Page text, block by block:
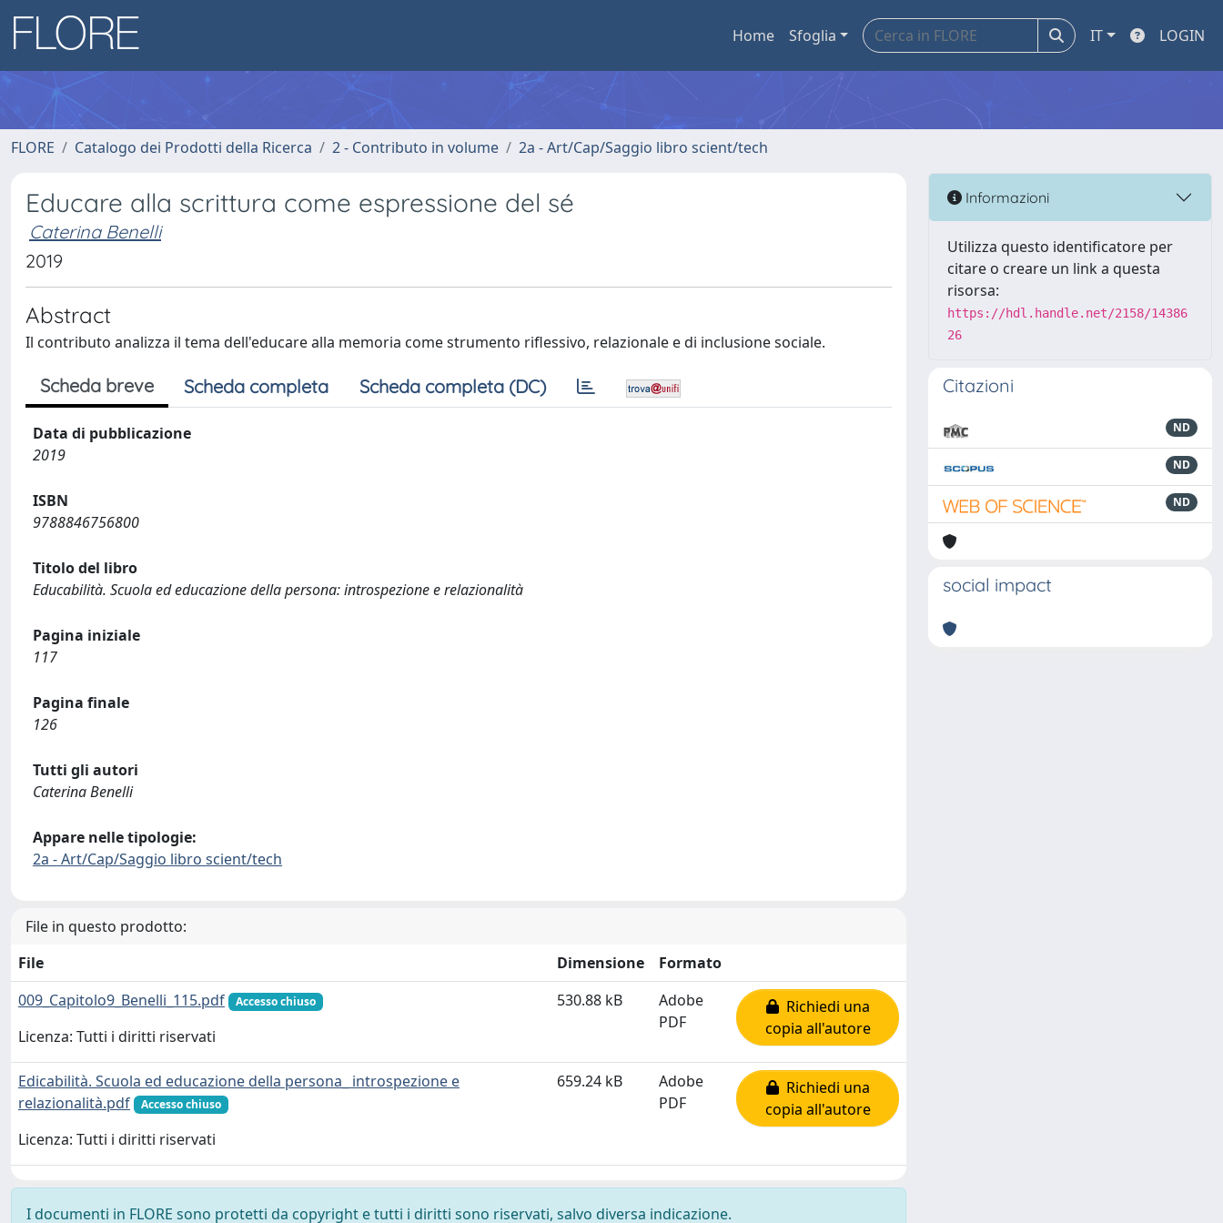
Home Sfoglia IT LOGIN
FLORE Catalogo dei Prodotti della Ricerca 2 - Contributo in volume 2a - Art/Cap/Saggio libro scient/tech
Educare alla scrittura come espressione del sé
Caterina Benelli
2019
Abstract
Il contributo analizza il tema dell'educare alla memoria come strumento riflessivo, relazionale e di inclusione sociale.
Scheda breve Scheda completa Scheda completa (DC)
Data di pubblicazione
2019
ISBN
9788846756800
Titolo del libro
Educabilità. Scuola ed educazione della persona: introspezione e relazionalità
Pagina iniziale
117
Pagina finale
126
Tutti gli autori
Caterina Benelli
Appare nelle tipologie:
2a - Art/Cap/Saggio libro scient/tech
File in questo prodotto:
File
Dimensione
Formato
009_Capitolo9_Benelli_115.pdf
Accesso chiuso
Licenza: Tutti i diritti riservati
530.88 kB
Adobe
PDF
Richiedi una
copia all'autore
Edicabilità. Scuola ed educazione della persona_ introspezione e
relazionalità.pdf
Accesso chiuso
Licenza: Tutti i diritti riservati
659.24 kB
Adobe
PDF
Richiedi una
copia all'autore
I documenti in FLORE sono protetti da copyright e tutti i diritti sono riservati, salvo diversa indicazione.
Informazioni
Utilizza questo identificatore per
citare o creare un link a questa
risorsa:
https://hdl.handle.net/2158/14386
26
Citazioni
ND
ND
ND
social impact